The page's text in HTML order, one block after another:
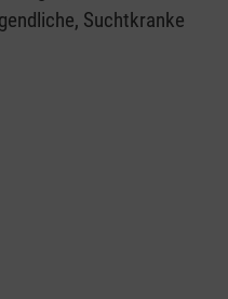
Suchtkranke